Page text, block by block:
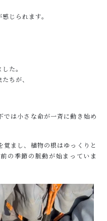
わせ
じられます。
た。
ちが、
は小さな命が一斉に動き始め
覚まし、植物の根はゆっくりと
の季節の脈動が始まっていま